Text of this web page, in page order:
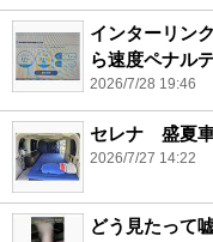
インターリン
ら速度ペナル
2026/7/28 19:46
セレナ 盛夏
2026/7/27 14:22
どう見たって